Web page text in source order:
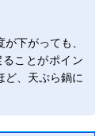
下がっても、
ことがポイン
ど、天ぷら鍋に